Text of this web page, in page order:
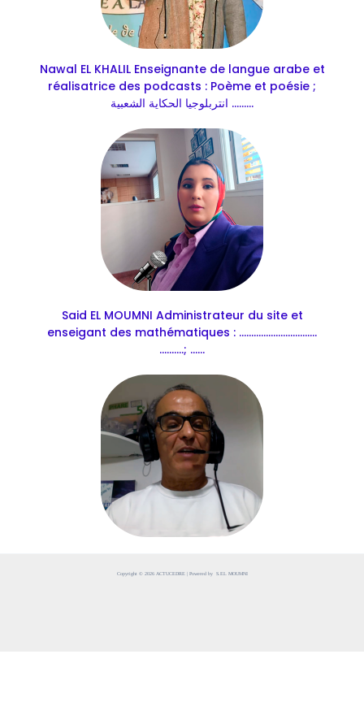
Nawal EL KHALIL Enseignante de langue arabe et
réalisatrice des podcasts : Poème et poésie ;
انتربلوجيا الحكاية الشعبية .........
Said EL MOUMNI Administrateur du site et
enseigant des mathématiques : ................................
..........; ......
Copyright © 2026 ACTUCEDRE | Powered by S.EL MOUMNI